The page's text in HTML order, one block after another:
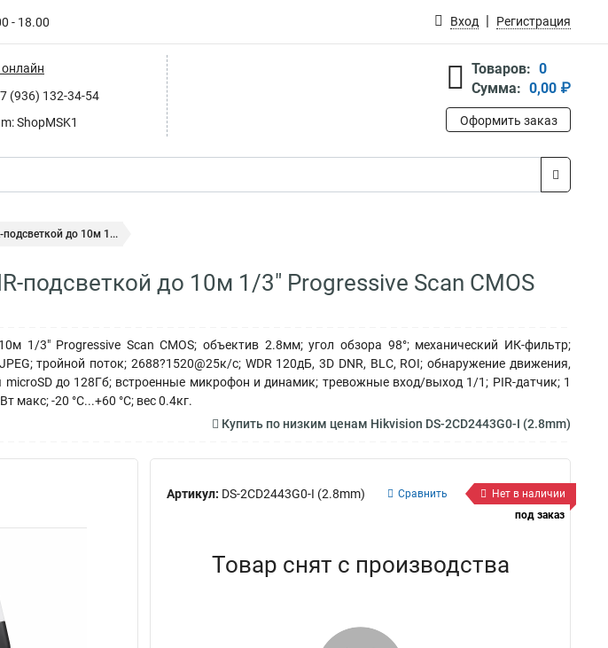
- 18.00 Вход Регистрация
(936) 132-34-54
ShopMSK1
Товаров: 0
Сумма: 0,00 ₽
Оформить заказ
до 10м 1...
подсветкой до 10м 1/3" Progressive Scan CMOS
1/3" Progressive Scan CMOS; объектив 2.8мм; угол обзора 98°; механический ИК-фильтр;
тройной поток; 2688?1520@25к/с; WDR 120дБ, 3D DNR, BLC, ROI; обнаружение движения,
microSD до 128Гб; встроенные микрофон и динамик; тревожные вход/выход 1/1; PIR-датчик; 1
макс; -20 °C...+60 °C; вес 0.4кг.
Купить по низким ценам Hikvision DS-2CD2443G0-I (2.8mm)
Артикул: DS-2CD2443G0-I (2.8mm) Сравнить
Нет в наличии
под заказ
Товар снят с производства